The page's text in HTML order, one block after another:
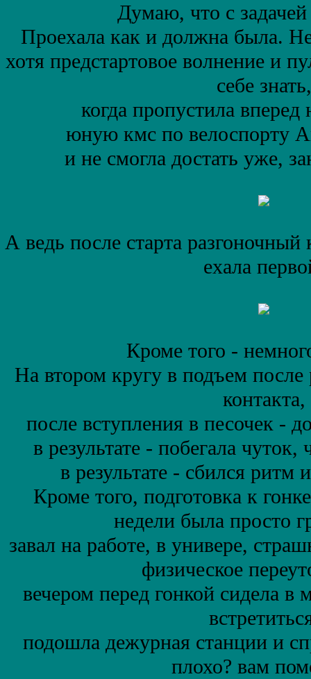
Думаю, что с задачей
Проехала как и должна была.
хотя предстартовое волнение и
себе знать,
когда пропустила вперед
юную кмс по велоспорту
и не смогла достать уже,
А ведь после старта
ехала
Кроме того -
На втором кругу в подъем
контакта,
после вступления в песочек -
в результате - побегала
в результате - сбился
Кроме того, подготовка к
недели была просто
завал на работе, в универе,
физическое
вечером перед гонкой сидела в
подошла дежурная станции и
плохо? вам